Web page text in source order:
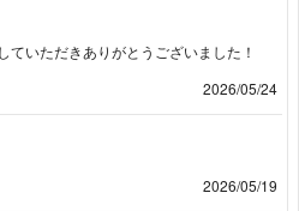
ていただきありがとうございました！
2026/05/24
2026/05/19